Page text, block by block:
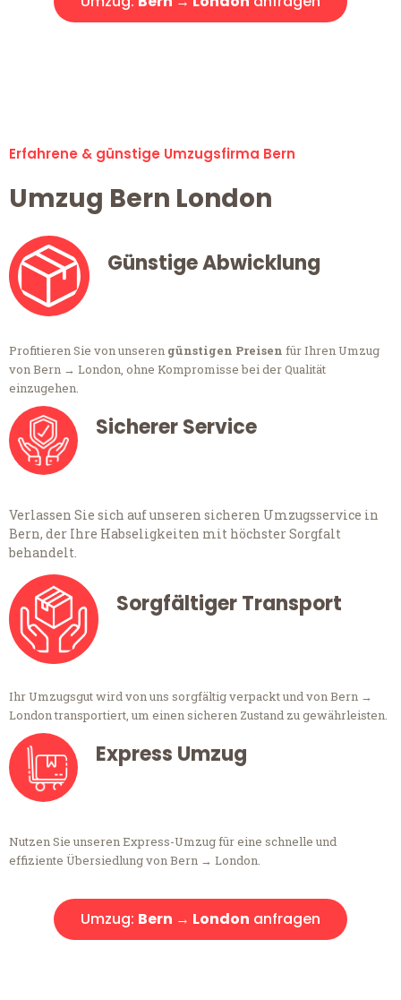
Erfahrene & günstige Umzugsfirma Bern
Umzug Bern London
Günstige Abwicklung
Profitieren Sie von unseren günstigen Preisen für Ihren Umzug
von Bern → London, ohne Kompromisse bei der Qualität
einzugehen.
Sicherer Service
Verlassen Sie sich auf unseren sicheren Umzugsservice in
Bern, der Ihre Habseligkeiten mit höchster Sorgfalt
behandelt.
Sorgfältiger Transport
Ihr Umzugsgut wird von uns sorgfältig verpackt und von Bern →
London transportiert, um einen sicheren Zustand zu gewährleisten.
Express Umzug
Nutzen Sie unseren Express-Umzug für eine schnelle und
effiziente Übersiedlung von Bern → London.
Umzug: Bern → London anfragen